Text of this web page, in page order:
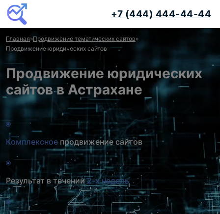
+7 (444) 444-44-44
Главная»Продвижение тематических сайтов»
Продвижение юридических сайтов
Продвижение юридических
сайтов в Астрахане
Комплексное продвижение сайтов
Результат в течении2-х недель